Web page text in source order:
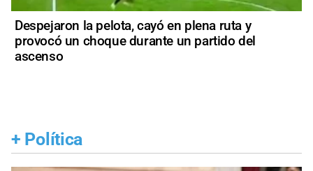
Despejaron la pelota, cayó en plena ruta y
provocó un choque durante un partido del
ascenso
+ Política